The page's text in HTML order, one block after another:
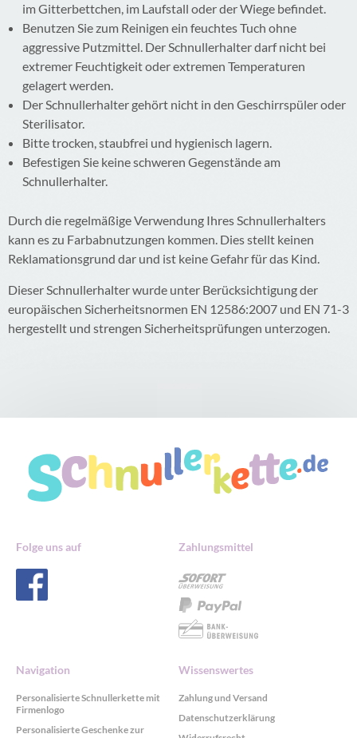
im Gitterbettchen, im Laufstall oder der Wiege befindet.
Benutzen Sie zum Reinigen ein feuchtes Tuch ohne
aggressive Putzmittel. Der Schnullerhalter darf nicht bei
extremer Feuchtigkeit oder extremen Temperaturen
gelagert werden.
Der Schnullerhalter gehört nicht in den Geschirrspüler oder
Sterilisator.
Bitte trocken, staubfrei und hygienisch lagern.
Befestigen Sie keine schweren Gegenstände am
Schnullerhalter.
Durch die regelmäßige Verwendung Ihres Schnullerhalters
kann es zu Farbabnutzungen kommen. Dies stellt keinen
Reklamationsgrund dar und ist keine Gefahr für das Kind.
Dieser Schnullerhalter wurde unter Berücksichtigung der
europäischen Sicherheitsnormen EN 12586:2007 und EN 71-3
hergestellt und strengen Sicherheitsprüfungen unterzogen.
Folge uns auf Zahlungsmittel
Navigation
Personalisierte Schnullerkette mit
Firmenlogo
Personalisierte Geschenke zur
Wissenswertes
Zahlung und Versand
Datenschutzerklärung